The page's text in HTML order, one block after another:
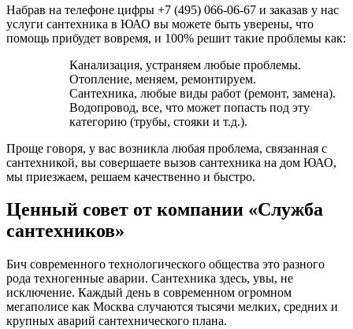
Набрав на телефоне цифры +7 (495) 066-06-67 и заказав у нас
услуги сантехника в ЮАО вы можете быть уверены, что
помощь прибудет вовремя, и 100% решит такие проблемы как:
Канализация, устраняем любые проблемы.
Отопление, меняем, ремонтируем.
Сантехника, любые виды работ (ремонт, замена).
Водопровод, все, что может попасть под эту
категорию (трубы, стояки и т.д.).
Проще говоря, у вас возникла любая проблема, связанная с
сантехникой, вы совершаете вызов сантехника на дом ЮАО,
мы приезжаем, решаем качественно и быстро.
Ценный совет от компании «Служба
сантехников»
Бич современного технологического общества это разного
рода техногенные аварии. Сантехника здесь, увы, не
исключение. Каждый день в современном огромном
мегаполисе как Москва случаются тысячи мелких, средних и
крупных аварий сантехнического плана.